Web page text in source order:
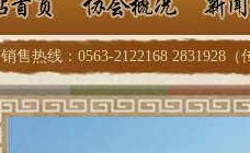
销售热线：0563-2122168 2831928（